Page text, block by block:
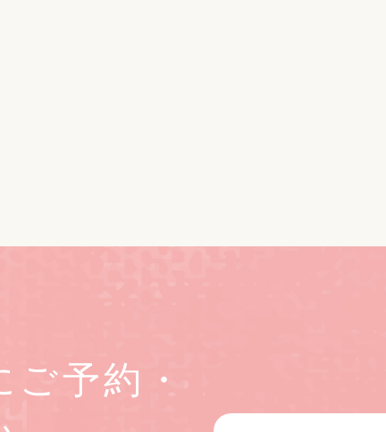
予約・